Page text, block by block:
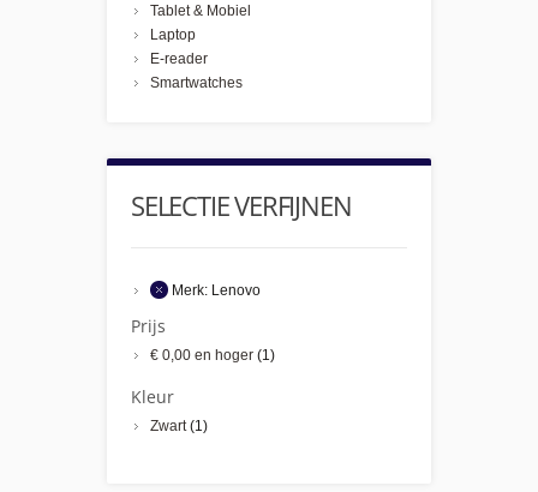
Tablet & Mobiel
Laptop
E-reader
Smartwatches
SELECTIE VERFIJNEN
Merk: Lenovo
Prijs
€ 0,00 en hoger (1)
Kleur
Zwart(1)